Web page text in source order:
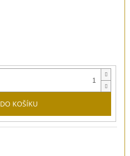
DO KOŠÍKU